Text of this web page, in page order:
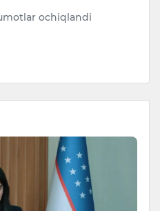
ochiqlandi